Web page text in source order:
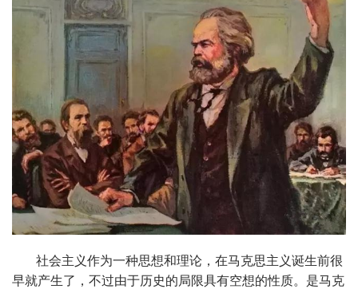
社会主义作为一种思想和理论，在马克思主义诞生前很
早就产生了，不过由于历史的局限具有空想的性质。是马克